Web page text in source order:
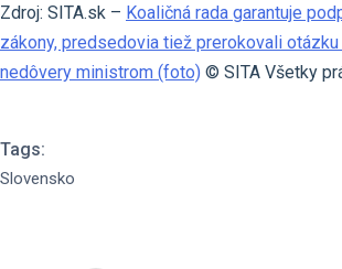
Zdroj: SITA.sk – Koaličná rada garantuje
zákony, predsedovia tiež prerokovali
nedôvery ministrom (foto) © SITA Všetky
Tags:
Slovensko